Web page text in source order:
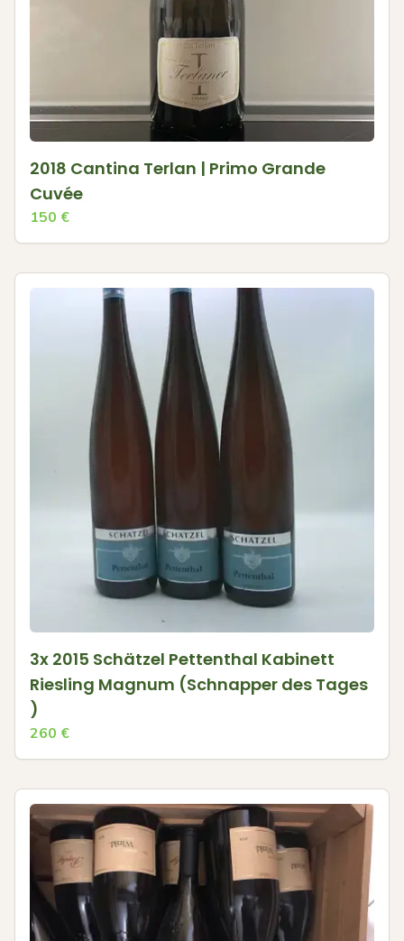
2018 Cantina Terlan | Primo Grande
Cuvée
150 €
3x 2015 Schätzel Pettenthal Kabinett
Riesling Magnum (Schnapper des Tages
)
260 €